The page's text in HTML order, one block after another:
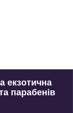
екзотична
парабенів